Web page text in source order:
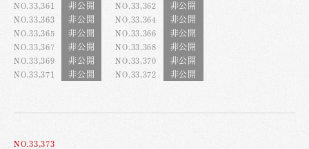
NO.33,361
NO.33,362
NO.33,363
NO.33,364
NO.33,365
NO.33,366
NO.33,367
NO.33,368
NO.33,369
NO.33,370
NO.33,371
NO.33,372
NO.33,373